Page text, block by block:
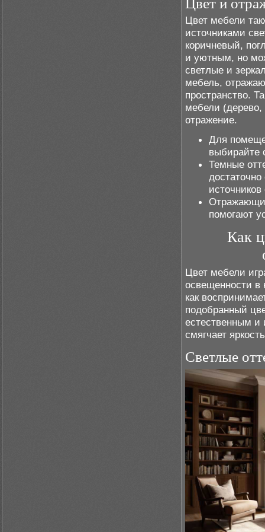
Цвет и
Цвет мебели
источниками
коричневый,
и уютным, но
светлые и
мебель,
пространство.
мебели (дерево,
отражение.
Для
выбирайте
Темные
помогают
Как
Цвет мебели
освещенности в
как
подобранный
естественным и
смягчает
Светлые